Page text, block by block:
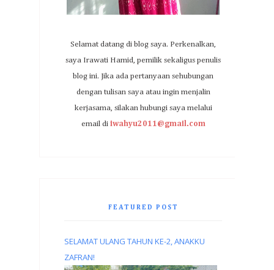
Selamat datang di blog saya. Perkenalkan,
saya Irawati Hamid, pemilik sekaligus penulis
blog ini. Jika ada pertanyaan sehubungan
dengan tulisan saya atau ingin menjalin
kerjasama, silakan hubungi saya melalui
email di iwahyu2011@gmail.com
FEATURED POST
SELAMAT ULANG TAHUN KE-2, ANAKKU
ZAFRAN!